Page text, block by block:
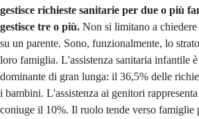
gestisce richieste sanitarie per due o più
gestisce tre o più. Non si limitano a
su un parente. Sono, funzionalmente, lo
loro famiglia. L'assistenza sanitaria infantile
dominante di gran lunga: il 36,5% delle
i bambini. L'assistenza ai genitori
coniuge il 10%. Il ruolo tende verso famiglie